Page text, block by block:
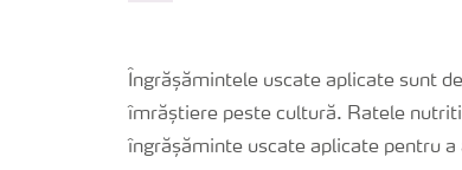
Îngrășămintele uscate aplicate sunt
îmrăștiere peste cultură. Ratele
îngrășăminte uscate aplicate pentru